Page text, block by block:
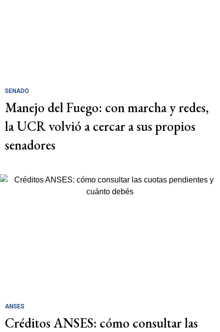
SENADO
Manejo del Fuego: con marcha y redes,
la UCR volvió a cercar a sus propios
senadores
ANSES
Créditos ANSES: cómo consultar las